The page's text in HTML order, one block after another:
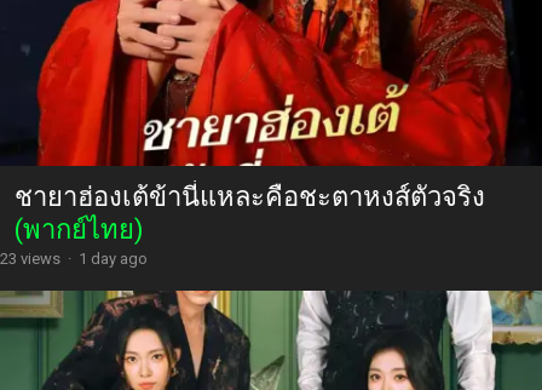
ชายาฮ่องเต้ข้านี่แหละคือชะตาหงส์ตัวจริง
(พากย์ไทย)
23 views · 1 day ago